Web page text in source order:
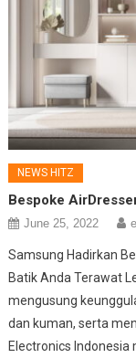
NEWS HITZ
Bespoke
June 25, 2022
Samsung Hadirkan
Batik Anda Terawat
mengusung
dan kuman, serta
Electronics Indonesia